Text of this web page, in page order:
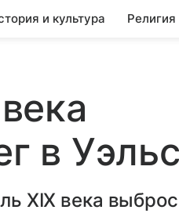
и культура Религия
в
XIX века